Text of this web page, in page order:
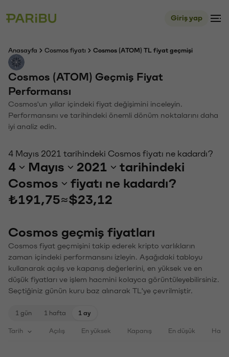
Giriş yap
Anasayfa Cosmos fiyatı Cosmos (ATOM) TL fiyat geçmişi
Cosmos (ATOM) Geçmiş Fiyat
Performansı
Cosmos'un yıllar içindeki fiyat değişimini inceleyin.
Performansını ve tarihindeki önemli dönüm noktalarını daha
iyi analiz edin.
4 Mayıs 2021 tarihindeki Cosmos fiyatı ne kadardı?
4 Mayıs 2021
tarihindeki
Cosmos
fiyatı ne kadardı?
₺191,75≈$23,12
Cosmos geçmiş fiyatları
Cosmos fiyat geçmişini takip ederek kripto varlıkların
zaman içindeki performansını izleyin. Aşağıdaki tabloyu
kullanarak açılış ve kapanış değerlerini, en yüksek ve en
düşük fiyatları ve işlem hacmini kolayca görüntüleyebilirsiniz.
Seçtiğiniz günün kuru baz alınarak TL'ye çevrilmiştir.
1 gün 1 hafta 1 ay
Tarih Açılış En yüksek Kapanış En düşük